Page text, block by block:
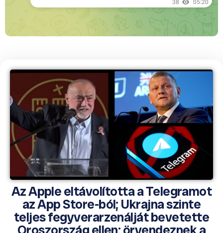
Az Apple eltávolította a Telegramot
az App Store-ból; Ukrajna szinte
teljes fegyverarzenálját bevetette